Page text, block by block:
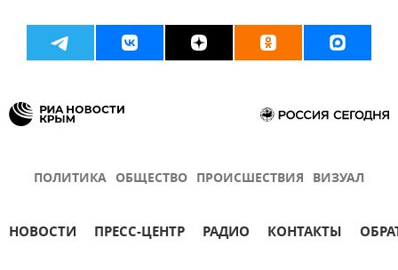
ПОЛИТИКА ОБЩЕСТВО ПРОИСШЕСТВИЯ ВИЗУАЛ
НОВОСТИ ПРЕСС-ЦЕНТР РАДИО КОНТАКТЫ